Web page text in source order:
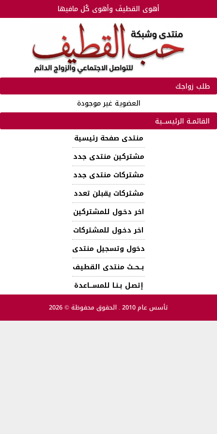
أهوى القطيفَ وأهوى كُل مافيها
طلب زواجك
العضوية غير موجودة
القائمـة الرئيســية
منتدى صفحة رئيسية
مشتركين منتدى جدد
مشتركات منتدى جدد
مشتركات يقبلن تعدد
اخر دخـول للمشتركين
اخر دخـول للمشتركات
دخول وتسجيل منتدى
بــحــث منتدى القطيف
إتصـل بـنـا للمســـاعدة
تأسس عام 2010 . الحقوق محفوظة © 2026